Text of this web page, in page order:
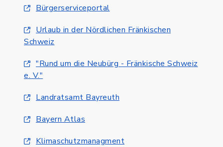
Bürgerserviceportal
Urlaub in der Nördlichen Fränkischen
Schweiz
"Rund um die Neubürg - Fränkische Schweiz
e. V."
Landratsamt Bayreuth
Bayern Atlas
Klimaschutzmanagment